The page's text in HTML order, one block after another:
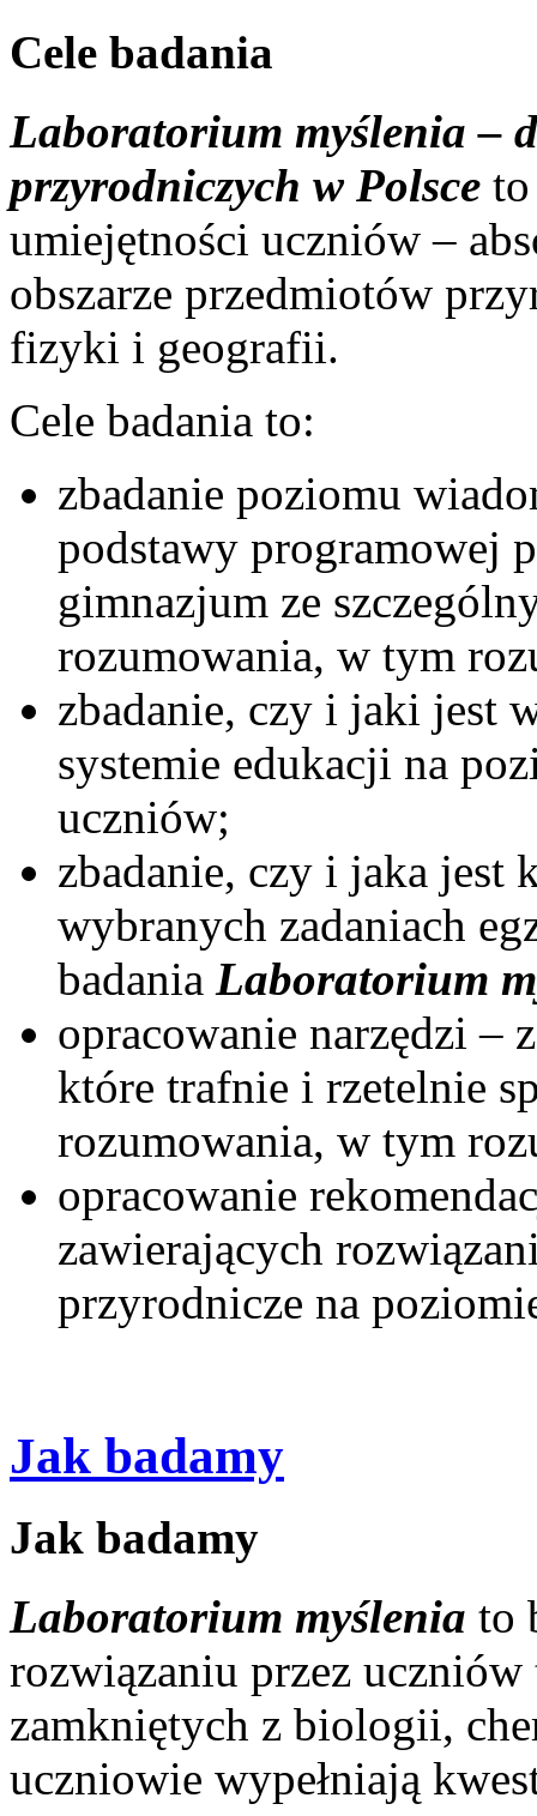
Cele badania
Laboratorium myślenia –
przyrodniczych w Polsce
umiejętności uczniów –
obszarze przedmiotów
fizyki i geografii.
Cele badania to:
zbadanie poziomu
podstawy programowej
gimnazjum ze
rozumowania, w tym
zbadanie, czy i jaki jest
systemie edukacji na
uczniów;
zbadanie, czy i jaka jest
wybranych zadaniach
badania Laboratorium
opracowanie narzędzi –
które trafnie i rzetelnie
rozumowania, w tym
opracowanie
zawierających
przyrodnicze na
Jak badamy
Jak badamy
Laboratorium myślenia to
rozwiązaniu przez uczniów
zamkniętych z biologii,
uczniowie wypełniają